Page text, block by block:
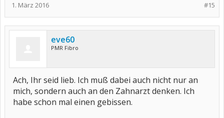
#15
1. März 2016
eve60
PMR Fibro
Ach, Ihr seid lieb. Ich muß dabei auch nicht nur an
mich, sondern auch an den Zahnarzt denken. Ich
habe schon mal einen gebissen.